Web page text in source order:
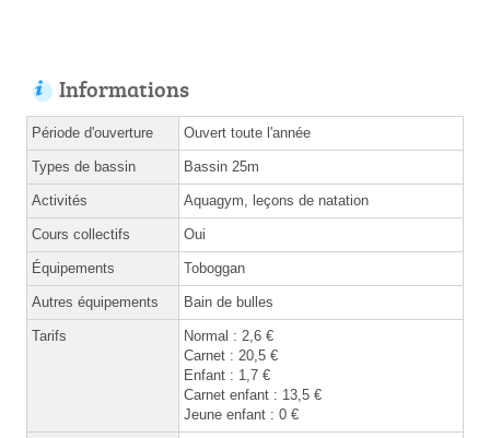
Informations
Période d'ouverture Ouvert toute l'année
Types de bassin Bassin 25m
Activités Aquagym, leçons de natation
Cours collectifs Oui
Équipements Toboggan
Autres équipements Bain de bulles
Tarifs
Normal : 2,6 €
Carnet : 20,5 €
Enfant : 1,7 €
Carnet enfant : 13,5 €
Jeune enfant : 0 €